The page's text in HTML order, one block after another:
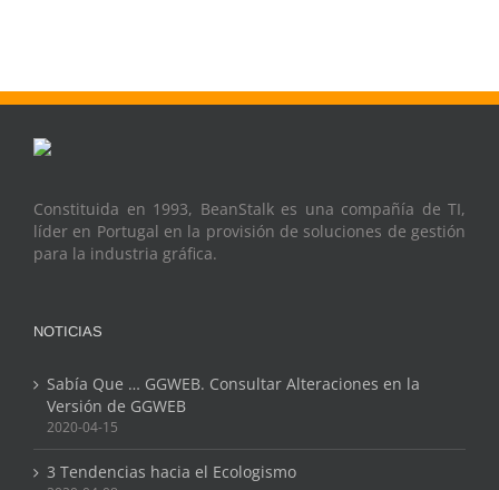
Constituida en 1993, BeanStalk es una compañía de TI,
líder en Portugal en la provisión de soluciones de gestión
para la industria gráfica.
NOTICIAS
Sabía Que … GGWEB. Consultar Alteraciones en la
Versión de GGWEB
2020-04-15
3 Tendencias hacia el Ecologismo